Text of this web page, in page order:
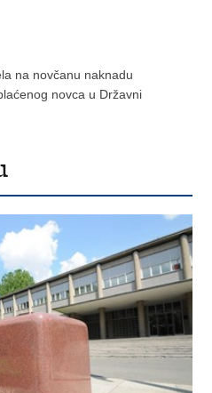
na novčanu naknadu
novca u Državni